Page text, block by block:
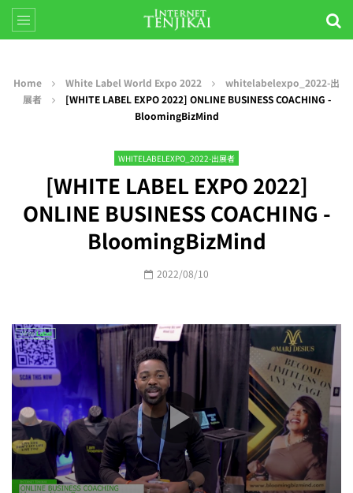
Home White Label World Expo 2022
whitelabelexpo_2022-出
展者
[WHITE LABEL EXPO 2022] ONLINE BUSINESS COACHING -
BloomingBizMind
WHITELABELEXPO_2022-出展者
[WHITE LABEL EXPO 2022]
ONLINE BUSINESS COACHING -
BloomingBizMind
2022/08/10